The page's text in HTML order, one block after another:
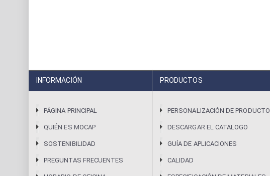
INFORMACIÓN
PÁGINA PRINCIPAL
QUIÉN ES MOCAP
SOSTENIBILIDAD
PREGUNTAS FRECUENTES
PRODUCTOS
PERSONALIZACIÓN DE PRODUCTO
DESCARGAR EL CATALOGO
GUÍA DE APLICACIONES
CALIDAD